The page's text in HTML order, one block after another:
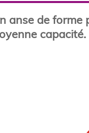
anse de
capacité.